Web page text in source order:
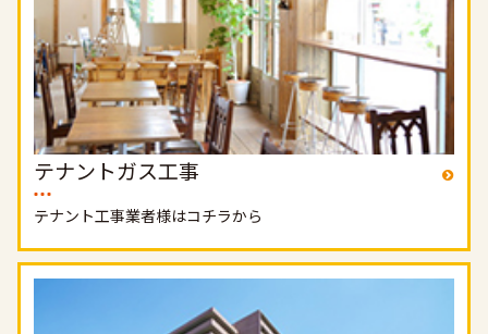
テナントガス工事
テナント工事業者様はコチラから